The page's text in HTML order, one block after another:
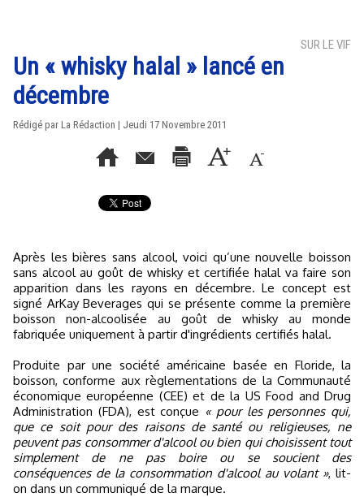
SUR LE VIF
Un « whisky halal » lancé en
décembre
Rédigé par La Rédaction | Jeudi 17 Novembre 2011
Après les bières sans alcool, voici qu’une nouvelle boisson
sans alcool au goût de whisky et certifiée halal va faire son
apparition dans les rayons en décembre. Le concept est
signé ArKay Beverages qui se présente comme la première
boisson non-alcoolisée au goût de whisky au monde
fabriquée uniquement à partir d'ingrédients certifiés halal.
Produite par une société américaine basée en Floride, la
boisson, conforme aux règlementations de la Communauté
économique européenne (CEE) et de la US Food and Drug
Administration (FDA), est conçue « pour les personnes qui,
que ce soit pour des raisons de santé ou religieuses, ne
peuvent pas consommer d'alcool ou bien qui choisissent tout
simplement de ne pas boire ou se soucient des
conséquences de la consommation d'alcool au volant », lit-
on dans un communiqué de la marque.